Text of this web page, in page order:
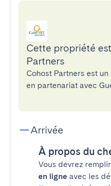
Cette propriété
Partners
Cohost Partners est
en partenariat avec
Arrivée
À propos du
Vous devrez
en ligne avec les